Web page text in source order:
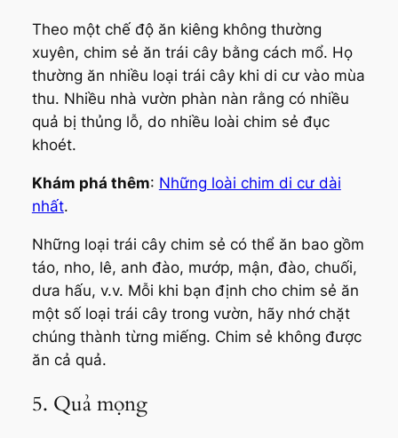
Theo một chế độ ăn kiêng không thường
xuyên, chim sẻ ăn trái cây bằng cách mổ. Họ
thường ăn nhiều loại trái cây khi di cư vào mùa
thu. Nhiều nhà vườn phàn nàn rằng có nhiều
quả bị thủng lỗ, do nhiều loài chim sẻ đục
khoét.
Khám phá thêm: Những loài chim di cư dài
nhất.
Những loại trái cây chim sẻ có thể ăn bao gồm
táo, nho, lê, anh đào, mướp, mận, đào, chuối,
dưa hấu, v.v. Mỗi khi bạn định cho chim sẻ ăn
một số loại trái cây trong vườn, hãy nhớ chặt
chúng thành từng miếng. Chim sẻ không được
ăn cả quả.
5. Quả mọng